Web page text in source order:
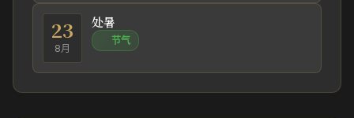
23
8月
处暑
节气